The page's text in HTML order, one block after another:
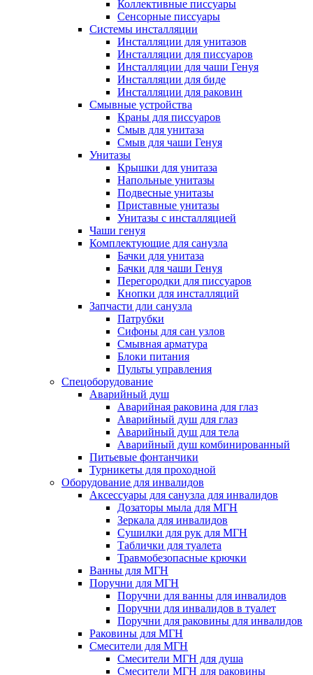
Коллективные писсуары
Сенсорные писсуары
Системы инсталляции
Инсталляции для унитазов
Инсталляции для писсуаров
Инсталляции для чаши Генуя
Инсталляции для биде
Инсталляции для раковин
Смывные устройства
Краны для писсуаров
Смыв для унитаза
Смыв для чаши Генуя
Унитазы
Крышки для унитаза
Напольные унитазы
Подвесные унитазы
Приставные унитазы
Унитазы с инсталляцией
Чаши генуя
Комплектующие для санузла
Бачки для унитаза
Бачки для чаши Генуя
Перегородки для писсуаров
Кнопки для инсталляций
Запчасти дли санузла
Патрубки
Сифоны для сан узлов
Смывная арматура
Блоки питания
Пульты управления
Спецоборудование
Аварийный душ
Аварийная раковина для глаз
Аварийный душ для глаз
Аварийный душ для тела
Аварийный душ комбинированный
Питьевые фонтанчики
Турникеты для проходной
Оборудование для инвалидов
Аксессуары для санузла для инвалидов
Дозаторы мыла для МГН
Зеркала для инвалидов
Сушилки для рук для МГН
Таблички для туалета
Травмобезопасные крючки
Ванны для МГН
Поручни для МГН
Поручни для ванны для инвалидов
Поручни для инвалидов в туалет
Поручни для раковины для инвалидов
Раковины для МГН
Смесители для МГН
Смесители МГН для душа
Смесители МГН для раковины